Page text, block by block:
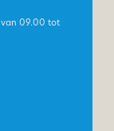
van09.00 tot